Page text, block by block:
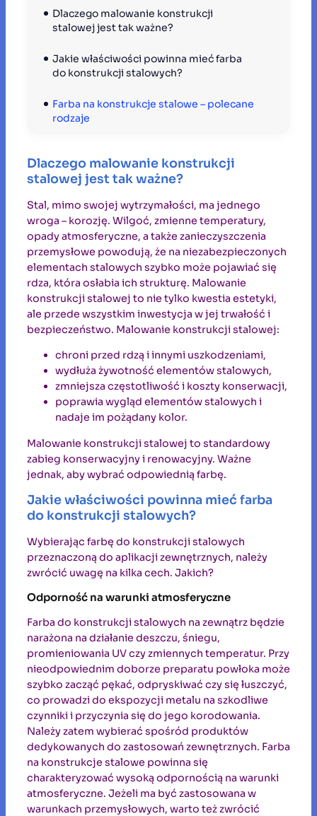
Dlaczego malowanie konstrukcji
stalowej jest tak ważne?
Jakie właściwości powinna mieć farba
do konstrukcji stalowych?
Farba na konstrukcje stalowe – polecane
rodzaje
Dlaczego malowanie konstrukcji
stalowej jest tak ważne?
Stal, mimo swojej wytrzymałości, ma jednego
wroga – korozję. Wilgoć, zmienne temperatury,
opady atmosferyczne, a także zanieczyszczenia
przemysłowe powodują, że na niezabezpieczonych
elementach stalowych szybko może pojawiać się
rdza, która osłabia ich strukturę. Malowanie
konstrukcji stalowej to nie tylko kwestia estetyki,
ale przede wszystkim inwestycja w jej trwałość i
bezpieczeństwo. Malowanie konstrukcji stalowej:
chroni przed rdzą i innymi uszkodzeniami,
wydłuża żywotność elementów stalowych,
zmniejsza częstotliwość i koszty konserwacji,
poprawia wygląd elementów stalowych i
nadaje im pożądany kolor.
Malowanie konstrukcji stalowej to standardowy
zabieg konserwacyjny i renowacyjny. Ważne
jednak, aby wybrać odpowiednią farbę.
Jakie właściwości powinna mieć farba
do konstrukcji stalowych?
Wybierając farbę do konstrukcji stalowych
przeznaczoną do aplikacji zewnętrznych, należy
zwrócić uwagę na kilka cech. Jakich?
Odporność na warunki atmosferyczne
Farba do konstrukcji stalowych na zewnątrz będzie
narażona na działanie deszczu, śniegu,
promieniowania UV czy zmiennych temperatur. Przy
nieodpowiednim doborze preparatu powłoka może
szybko zacząć pękać, odpryskiwać czy się łuszczyć,
co prowadzi do ekspozycji metalu na szkodliwe
czynniki i przyczynia się do jego korodowania.
Należy zatem wybierać spośród produktów
dedykowanych do zastosowań zewnętrznych. Farba
na konstrukcje stalowe powinna się
charakteryzować wysoką odpornością na warunki
atmosferyczne. Jeżeli ma być zastosowana w
warunkach przemysłowych, warto też zwrócić